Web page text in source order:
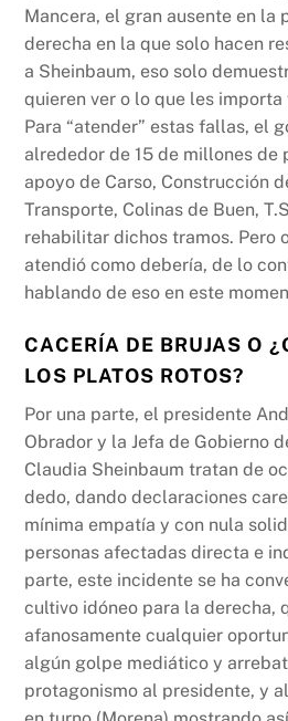
Mancera, el gran ausente en la
derecha en la que solo hacen
a Sheinbaum, eso solo
quieren ver o lo que les importa
Para “atender” estas fallas, el
alrededor de 15 de millones de
apoyo de Carso, Construcción
Transporte, Colinas de Buen,
rehabilitar dichos tramos. Pero
atendió como debería, de lo
hablando de eso en este
CACERÍA DE BRUJAS O
LOS PLATOS ROTOS?
Por una parte, el presidente
Obrador y la Jefa de Gobierno
Claudia Sheinbaum tratan de
dedo, dando declaraciones
mínima empatía y con nula
personas afectadas directa e
parte, este incidente se ha
cultivo idóneo para la derecha,
afanosamente cualquier
algún golpe mediático y
protagonismo al presidente, y